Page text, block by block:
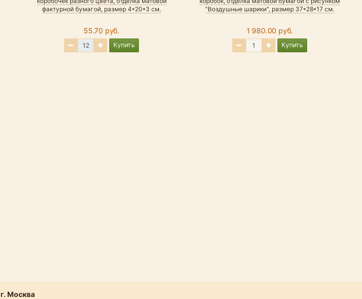
фактурной бумагой, размер 4*20*3 см.
55.70 руб.
Купить
"Воздушные шарики", размер 37*28*17 см.
1 980.00 руб.
Купить
г. Москва